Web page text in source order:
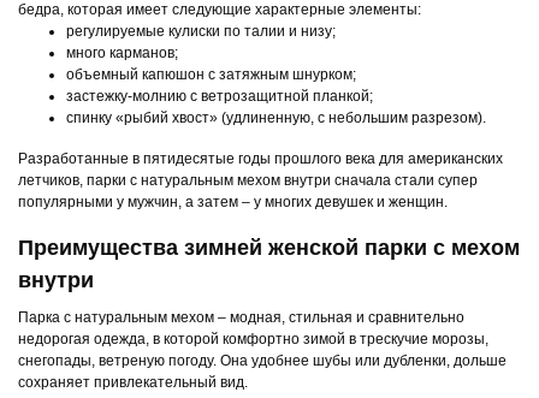
бедра, которая имеет следующие характерные элементы:
регулируемые кулиски по талии и низу;
много карманов;
объемный капюшон с затяжным шнурком;
застежку-молнию с ветрозащитной планкой;
спинку «рыбий хвост» (удлиненную, с небольшим разрезом).
Разработанные в пятидесятые годы прошлого века для американских
летчиков, парки с натуральным мехом внутри сначала стали супер
популярными у мужчин, а затем – у многих девушек и женщин.
Преимущества зимней женской парки с мехом
внутри
Парка с натуральным мехом – модная, стильная и сравнительно
недорогая одежда, в которой комфортно зимой в трескучие морозы,
снегопады, ветреную погоду. Она удобнее шубы или дубленки, дольше
сохраняет привлекательный вид.